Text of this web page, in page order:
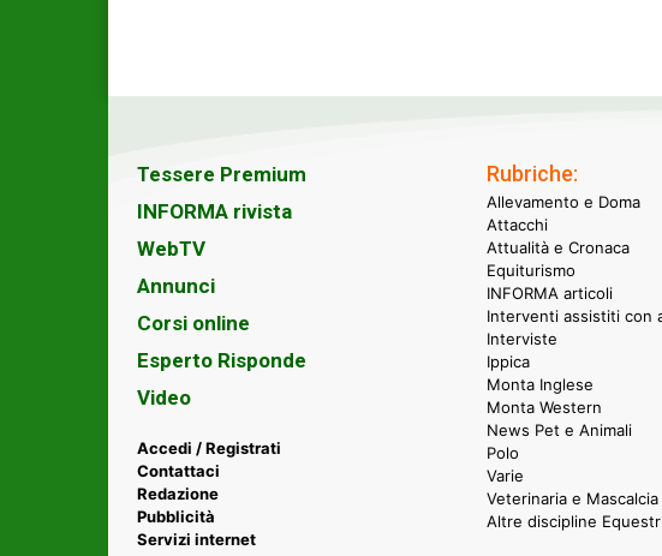
Tessere Premium
INFORMA rivista
WebTV
Annunci
Corsi online
Esperto Risponde
Video
Accedi / Registrati
Contattaci
Redazione
Pubblicità
Servizi internet
Rubriche:
Allevamento e Doma
Attacchi
Attualità e Cronaca
Equiturismo
INFORMA articoli
Interventi assistiti con
Interviste
Ippica
Monta Inglese
Monta Western
News Pet e Animali
Polo
Varie
Veterinaria e Mascalcia
Altre discipline